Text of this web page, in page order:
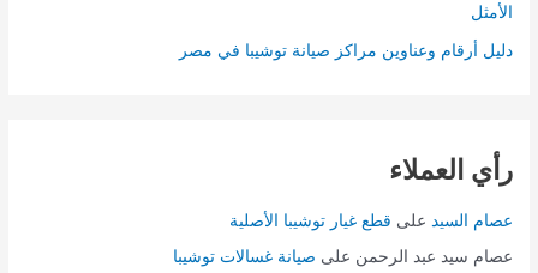
الأمثل
دليل أرقام وعناوين مراكز صيانة توشيبا في مصر
رأي العملاء
عصام السيد على قطع غيار توشيبا الأصلية
عصام سيد عبد الرحمن على صيانة غسالات توشيبا